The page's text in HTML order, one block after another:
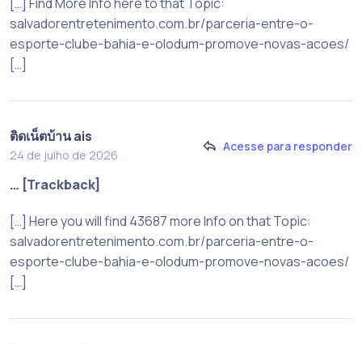
salvadorentretenimento.com.br/parceria-entre-o-
esporte-clube-bahia-e-olodum-promove-novas-acoes/
[…]
ติดเน็ตบ้าน ais
24 de julho de 2026
Acesse para responder
… [Trackback]
[…] Here you will find 43687 more Info on that Topic:
salvadorentretenimento.com.br/parceria-entre-o-
esporte-clube-bahia-e-olodum-promove-novas-acoes/
[…]